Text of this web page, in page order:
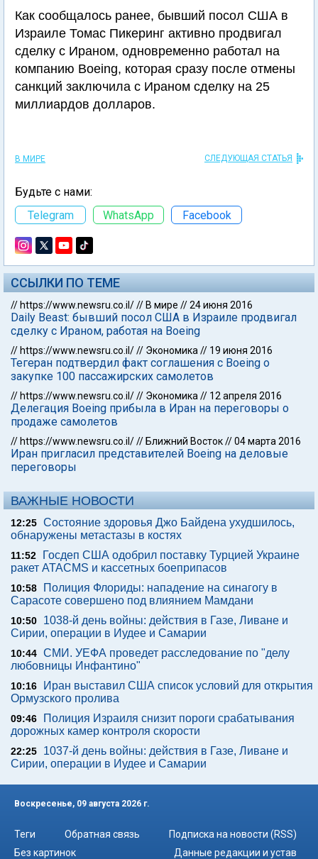
Как сообщалось ранее, бывший посол США в
Израиле Томас Пикеринг активно продвигал
сделку с Ираном, одновременно работал на
компанию Boeing, которая сразу после отмены
санкций заключила с Ираном сделку на 25
миллиардов долларов.
В МИРЕ СЛЕДУЮЩАЯ СТАТЬЯ
Будьте с нами:
Telegram
WhatsApp Facebook
ССЫЛКИ ПО ТЕМЕ
// https://www.newsru.co.il/// В мире //24 июня 2016
Daily Beast: бывший посол США в Израиле продвигал
сделку с Ираном, работая на Boeing
// https://www.newsru.co.il/// Экономика // 19 июня 2016
Тегеран подтвердил факт соглашения с Boeing о
закупке 100 пассажирских самолетов
// https://www.newsru.co.il/// Экономика // 12 апреля 2016
Делегация Boeing прибыла в Иран на переговоры о
продаже самолетов
// https://www.newsru.co.il/// Ближний Восток//04 марта 2016
Иран пригласил представителей Boeing на деловые
переговоры
ВАЖНЫЕ НОВОСТИ
12:25 Состояние здоровья Джо Байдена ухудшилось,
обнаружены метастазы в костях
11:52
Госдеп США одобрил поставку Турцией Украине
ракет ATACMS и кассетных боеприпасов
10:58
Полиция Флориды: нападение на синагогу в
Сарасоте совершено под влиянием Мамдани
10:50
1038-й день войны: действия в Газе, Ливане и
Сирии, операции в Иудее и Самарии
10:44 СМИ. УЕФА проведет расследование по "делу
любовницы Инфантино"
10:16
Иран выставил США список условий для открытия
Ормузского пролива
09:46
Полиция Израиля снизит пороги срабатывания
дорожных камер контроля скорости
22:25
1037-й день войны: действия в Газе, Ливане и
Сирии, операции в Иудее и Самарии
Воскресенье, 09 августа 2026 г.
Теги Обратная связь
Подписка на новости (RSS)
Без картинок
Данные редакции и устав